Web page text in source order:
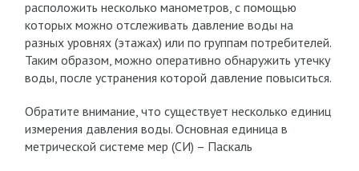
расположить несколько манометров, с помощью
которых можно отслеживать давление воды на
разных уровнях (этажах) или по группам потребителей.
Таким образом, можно оперативно обнаружить утечку
воды, после устранения которой давление повыситься.
Обратите внимание, что существует несколько единиц
измерения давления воды. Основная единица в
метрической системе мер (СИ) – Паскаль